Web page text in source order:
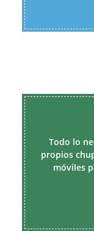
Todo lo
propios
móviles